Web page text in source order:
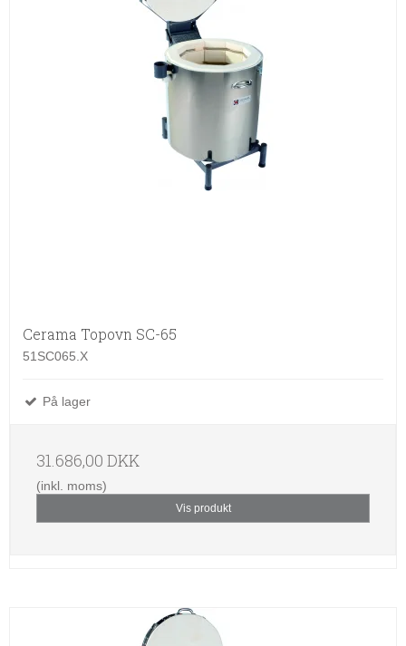
Cerama Topovn SC-65
51SC065.X
På lager
31.686,00 DKK
(inkl. moms)
Vis produkt